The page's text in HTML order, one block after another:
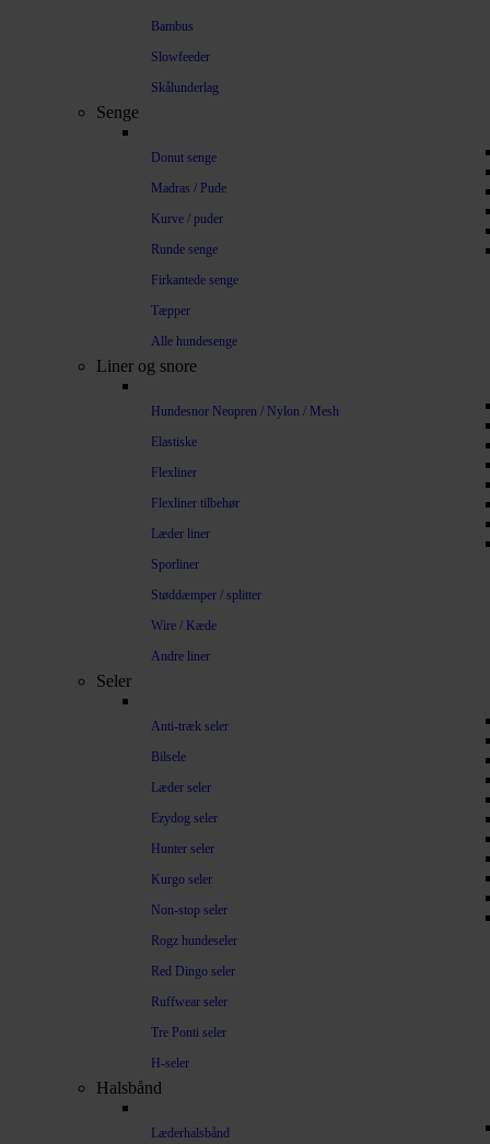
Bambus
Slowfeeder
Skålunderlag
Senge
Donut senge
Madras / Pude
Kurve / puder
Runde senge
Firkantede senge
Tæpper
Alle hundesenge
Liner og snore
Hundesnor Neopren / Nylon / Mesh
Elastiske
Flexliner
Flexliner tilbehør
Læder liner
Sporliner
Støddæmper / splitter
Wire / Kæde
Andre liner
Seler
Anti-træk seler
Bilsele
Læder seler
Ezydog seler
Hunter seler
Kurgo seler
Non-stop seler
Rogz hundeseler
Red Dingo seler
Ruffwear seler
Tre Ponti seler
H-seler
Halsbånd
Læderhalsbånd